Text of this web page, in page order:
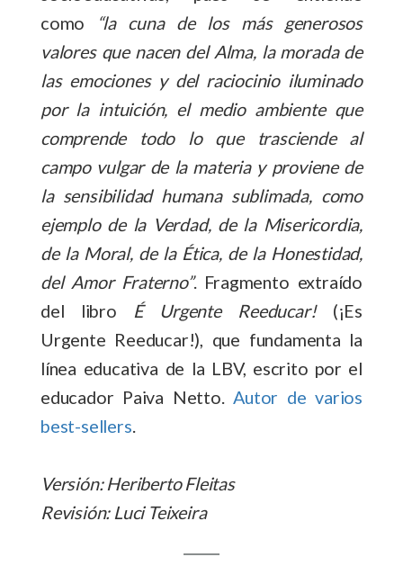
como
“la cuna de los más generosos
valores que nacen del Alma, la morada de
las emociones y del raciocinio iluminado
por la intuición, el medio ambiente que
comprende todo lo que
trasciendeal
campo vulgar de la materia y proviene de
la sensibilidad humana sublimada, como
ejemplo de la Verdad, de la Misericordia,
de la Moral, de la Ética, de la Honestidad,
del Amor Fraterno”. Fragmento extraído
del libro É Urgente Reeducar! (¡Es
Urgente Reeducar!), que fundamenta la
línea educativa de la LBV, escrito por el
educador Paiva Netto. Autor de varios
best-sellers
Versión: Heriberto Fleitas
Revisión: Luci Teixeira